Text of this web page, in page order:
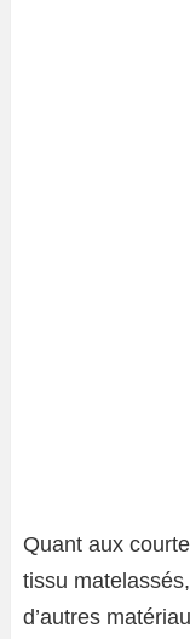
Quant aux
tissu
d’autres